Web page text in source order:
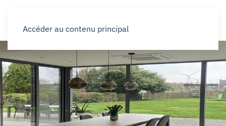
Accéder au contenu principal